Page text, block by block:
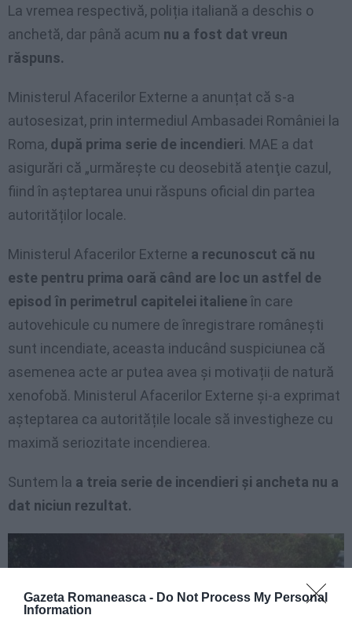
Gazeta Romaneasca - Do Not Process My Personal
Information
La vremea respectivă, poliția italiană a deschis o
anchetă, dar până acum nu a fost dat vreun
răspuns.
Ministerul Afacerilor Externe a anunțat că s-a
autosesizat, prin intermediul Ambasadei României la
Roma, după prima serie de incendieri. MAE a dat
asigurări că „urmărește cu deosebită atenţie cazul,
fiind în aşteptarea unui răspuns oficial din partea
autorităților locale.
Ministerul Afacerilor Externe a recunoscut că nu
este pentru prima oară când are loc un astfel de
episod în perimetrul capitelei italiene în care
autovehicule cu numere de înregistrare românești
sunt incendiate, aceasta inducând suspiciunea că
asemenea acte ar putea avea și motivații de natură
xenofobă. Ministerul Afacerilor Externe și-a exprimat
așteptarea ca autoritățile locale să investigheze cu
maximă seriozitate incendierea.
Suntem la a treia serie de incendieri și ancheta nu a
dat niciun rezultat.